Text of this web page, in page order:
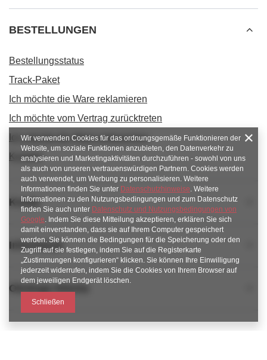
BESTELLUNGEN
Bestellungsstatus
Track-Paket
Ich möchte die Ware reklamieren
Ich möchte vom Vertrag zurücktreten
Ich möchte die Ware umtauschen
Kontakt
Konto
Informacje
Obsługa klienta
Wir verwenden Cookies für das ordnungsgemäße Funktionieren der
Website, um soziale Funktionen anzubieten, den Datenverkehr zu
analysieren und Marketingaktivitäten durchzuführen - sowohl von uns
als auch von unseren vertrauenswürdigen Partnern. Cookies werden
auch verwendet, um Werbung zu personalisieren. Weitere
Informationen finden Sie unter Datenschutzhinweise. Weitere
Informationen zu den Nutzungsbedingungen und zum Datenschutz
finden Sie auch unter Datenschutz und Nutzungsbedingungen von
Google. Indem Sie diese Mitteilung akzeptieren, erklären Sie sich
damit einverstanden, dass sie auf Ihrem Computer gespeichert
werden. Sie können die Bedingungen für die Speicherung oder den
Zugriff auf sie festlegen, indem Sie auf die Registerkarte
„Zustimmungen konfigurieren“ klicken. Sie können Ihre Einwilligung
jederzeit widerrufen, indem Sie die Cookies von Ihrem Browser auf
dem jeweiligen Endgerät löschen.
Schließen